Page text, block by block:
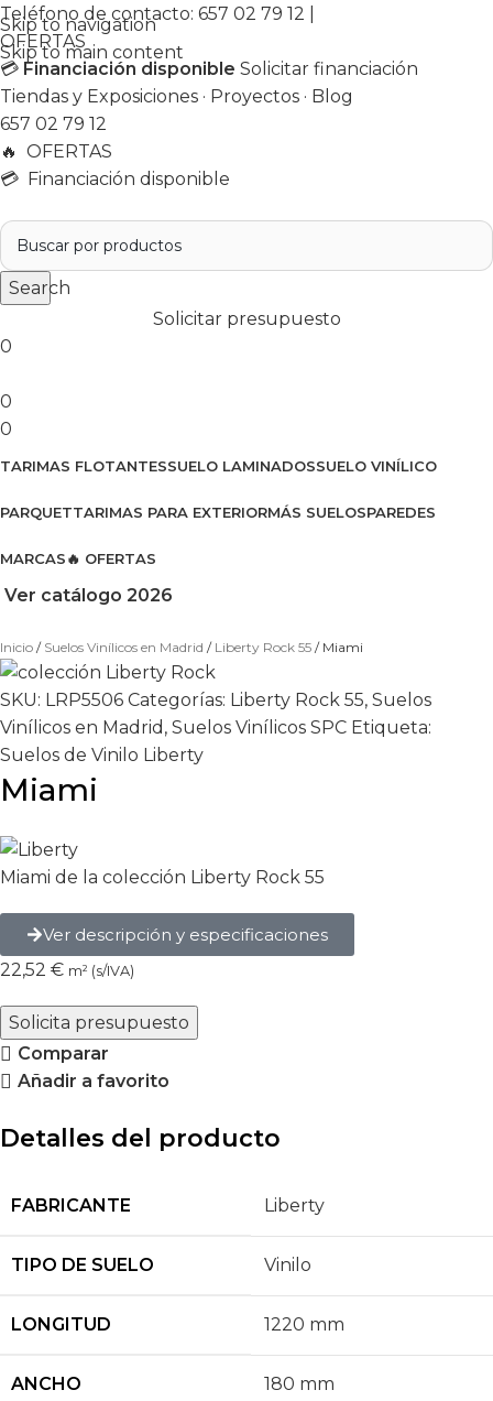
Skip to navigation
Skip to main content
Teléfono de contacto: 657 02 79 12
OFERTAS
💳 Financiación disponible Solicitar financiación
Tiendas y Exposiciones · Proyectos · Blog
657 02 79 12
🔥 OFERTAS
💳 Financiación disponible
Search
Solicitar presupuesto
0
0
0
TARIMAS FLOTANTESSUELO LAMINADOSSUELO VINÍLICO
PARQUETTARIMAS PARA EXTERIORMÁS SUELOSPAREDES
MARCAS🔥 OFERTAS
Ver catálogo 2026
Inicio Suelos Vinílicos en Madrid Liberty Rock 55 Miami
SKU: LRP5506 Categorías: Liberty Rock 55, Suelos
Vinílicos en Madrid , Suelos Vinílicos SPC Etiqueta:
Suelos de Vinilo Liberty
Miami
Miami de la colección Liberty Rock 55
Ver descripción y especificaciones
22,52 € m² (s/IVA)
Solicita presupuesto
Comparar
Añadir a favorito
Detalles del producto
FABRICANTE Liberty
TIPO DE SUELO Vinilo
LONGITUD 1220 mm
ANCHO 180 mm